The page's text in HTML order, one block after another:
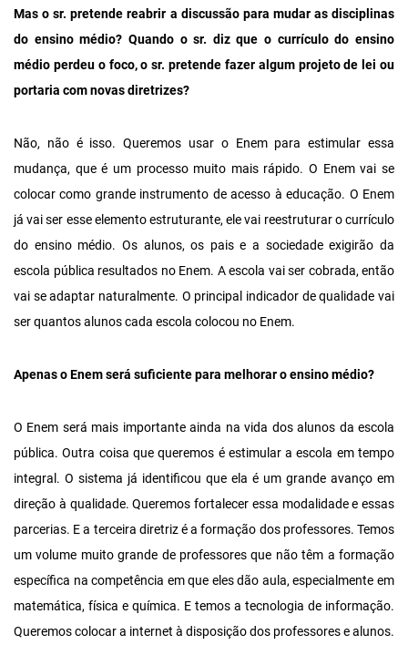
Mas o sr. pretende reabrir a discussão para mudar as disciplinas
do ensino médio? Quando o sr. diz que o currículo do ensino
médio perdeu o foco, o sr. pretende fazer algum projeto de lei ou
portaria com novas diretrizes?
Não, não é isso. Queremos usar o Enem para estimular essa
mudança, que é um processo muito mais rápido. O Enem vai se
colocar como grande instrumento de acesso à educação. O Enem
já vai ser esse elemento estruturante, ele vai reestruturar o currículo
do ensino médio. Os alunos, os pais e a sociedade exigirão da
escola pública resultados no Enem. A escola vai ser cobrada, então
vai se adaptar naturalmente. O principal indicador de qualidade vai
ser quantos alunos cada escola colocou no Enem.
Apenas o Enem será suficiente para melhorar o ensino médio?
O Enem será mais importante ainda na vida dos alunos da escola
pública. Outra coisa que queremos é estimular a escola em tempo
integral. O sistema já identificou que ela é um grande avanço em
direção à qualidade. Queremos fortalecer essa modalidade e essas
parcerias. E a terceira diretriz é a formação dos professores. Temos
um volume muito grande de professores que não têm a formação
específica na competência em que eles dão aula, especialmente em
matemática, física e química. E temos a tecnologia de informação.
Queremos colocar a internet à disposição dos professores e alunos.